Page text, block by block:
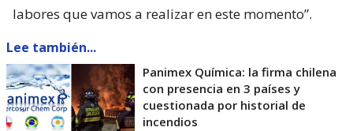
labores que vamos a realizar en este momento”.
Lee también...
Panimex Química: la firma chilena
con presencia en 3 países y
cuestionada por historial de
incendios